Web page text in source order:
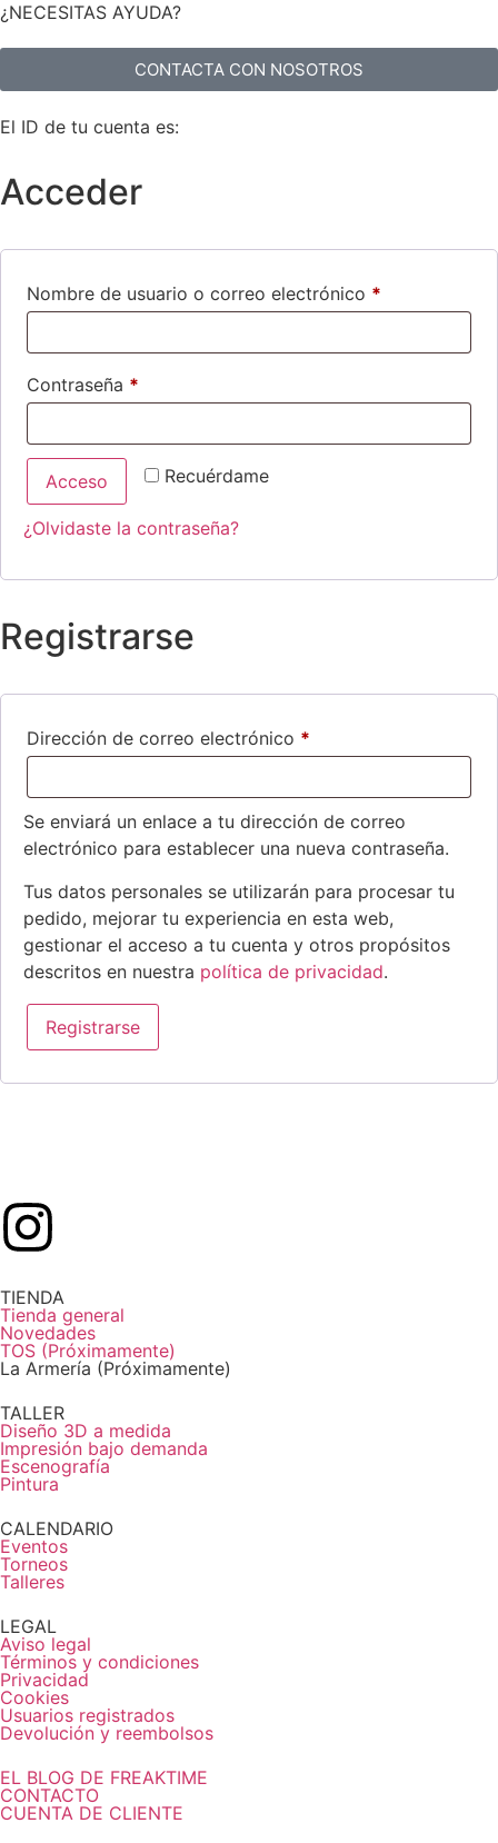
¿NECESITAS AYUDA?
CONTACTA CON NOSOTROS
El ID de tu cuenta es:
Acceder
Nombre de usuario o correo electrónico *
Contraseña *
Recuérdame
Acceso
¿Olvidaste la contraseña?
Registrarse
Dirección de correo electrónico *
Se enviará un enlace a tu dirección de correo
electrónico para establecer una nueva contraseña.
Tus datos personales se utilizarán para procesar tu
pedido, mejorar tu experiencia en esta web,
gestionar el acceso a tu cuenta y otros propósitos
descritos en nuestra política de privacidad.
Registrarse
TIENDA
Tienda general
Novedades
TOS (Próximamente)
La Armería (Próximamente)
TALLER
Diseño 3D a medida
Impresión bajo demanda
Escenografía
Pintura
CALENDARIO
Eventos
Torneos
Talleres
LEGAL
Aviso legal
Términos y condiciones
Privacidad
Cookies
Usuarios registrados
Devolución y reembolsos
EL BLOG DE FREAKTIME
CONTACTO
CUENTA DE CLIENTE